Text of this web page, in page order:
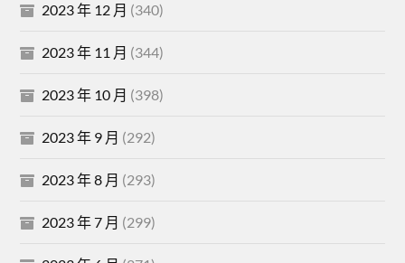
2023 年 12 月 (340)
2023 年 11 月 (344)
2023 年 10 月 (398)
2023 年 9 月 (292)
2023 年 8 月 (293)
2023 年 7 月 (299)